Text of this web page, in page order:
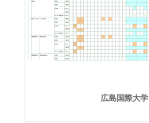
広島国際大学